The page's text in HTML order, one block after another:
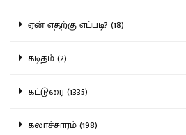
ஏன் எதற்கு எப்படி? (18)
கடிதம் (2)
கட்டுரை (1335)
கலாச்சாரம் (198)